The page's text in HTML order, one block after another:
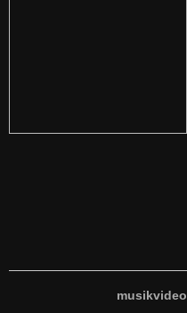
musikvideo